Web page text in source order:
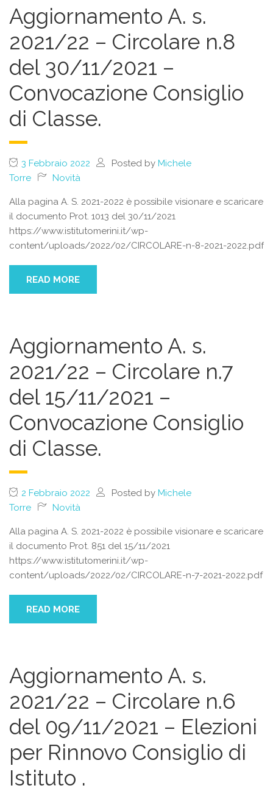
Aggiornamento A. s.
2021/22 – Circolare n.8
del 30/11/2021 –
Convocazione Consiglio
di Classe.
3 Febbraio 2022 Posted by Michele
Torre
Novità
Alla pagina A. S. 2021-2022 è possibile visionare e scaricare
il documento Prot. 1013 del 30/11/2021
https://www.istitutomerini.it/wp-
content/uploads/2022/02/CIRCOLARE-n-8-2021-2022.pdf
READ MORE
Aggiornamento A. s.
2021/22 – Circolare n.7
del 15/11/2021 –
Convocazione Consiglio
di Classe.
2 Febbraio 2022 Posted by Michele
Torre
Novità
Alla pagina A. S. 2021-2022 è possibile visionare e scaricare
il documento Prot. 851 del 15/11/2021
https://www.istitutomerini.it/wp-
content/uploads/2022/02/CIRCOLARE-n-7-2021-2022.pdf
READ MORE
Aggiornamento A. s.
2021/22 – Circolare n.6
del 09/11/2021 – Elezioni
per Rinnovo Consiglio di
Istituto .